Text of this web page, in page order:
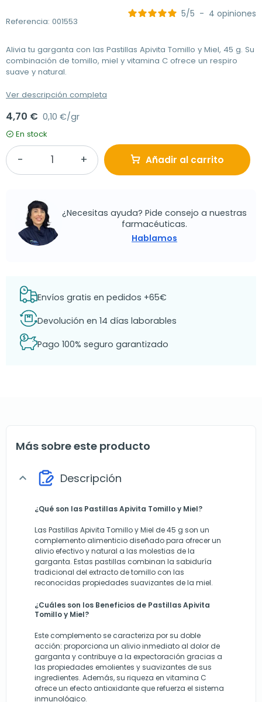
Referencia: 001553
5/5 - 4 opiniones
Alivia tu garganta con las Pastillas Apivita Tomillo y Miel, 45 g. Su
combinación de tomillo, miel y vitamina C ofrece un respiro
suave y natural.
Ver descripción completa
4,70 € 0,10 €/gr
En stock
Añadir al carrito
¿Necesitas ayuda? Pide consejo a nuestras
farmacéuticas.
Hablamos
Envíos gratis en pedidos +65€
Devolución en 14 días laborables
Pago 100% seguro garantizado
Más sobre este producto
expand_more Descripción
¿Qué son las Pastillas Apivita Tomillo y Miel?
Las Pastillas Apivita Tomillo y Miel de 45 g son un
complemento alimenticio diseñado para ofrecer un
alivio efectivo y natural a las molestias de la
garganta. Estas pastillas combinan la sabiduría
tradicional del extracto de tomillo con las
reconocidas propiedades suavizantes de la miel.
¿Cuáles son los Beneficios de Pastillas Apivita
Tomillo y Miel?
Este complemento se caracteriza por su doble
acción: proporciona un alivio inmediato al dolor de
garganta y contribuye a la expectoración gracias a
las propiedades emolientes y suavizantes de sus
ingredientes. Además, su riqueza en vitamina C
ofrece un efecto antioxidante que refuerza el sistema
inmunológico.